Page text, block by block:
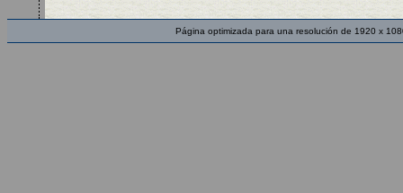
Página optimizada para una resolución de 1920 x